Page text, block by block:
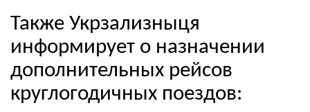
Также Укрзализныця
информирует о назначении
дополнительных рейсов
круглогодичных поездов: